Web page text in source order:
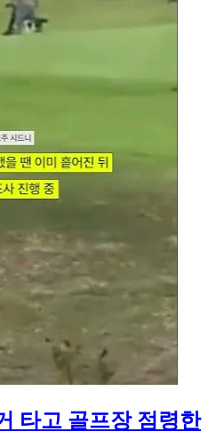
타고 골프장 점령한